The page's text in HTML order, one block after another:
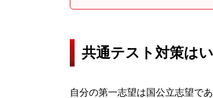
共通テスト対策は
自分の第一志望は国公立志望であ